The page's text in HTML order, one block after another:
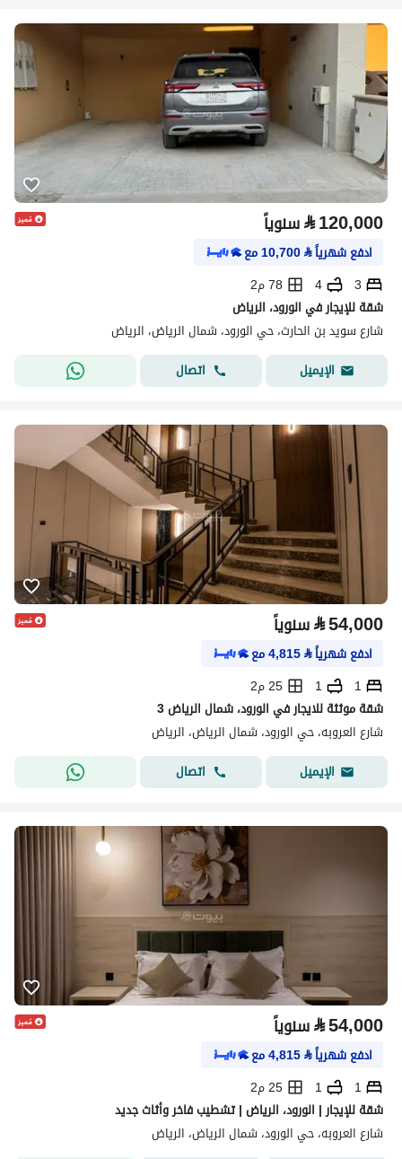
⃁120,000 سنوياً
ادفع شهرياً⃁
10,700مع
3
4
78 م2
شقة للإيجار في الورود، الرياض
شارع سويد بن الحارث، حي الورود، شمال الرياض، الرياض
الإيميل
اتصال
⃁54,000 سنوياً
ادفع شهرياً⃁
4,815مع
1
1
25 م2
شقة موثثة للايجار في الورود، شمال الرياض 3
شارع العروبه، حي الورود، شمال الرياض، الرياض
الإيميل
اتصال
⃁54,000 سنوياً
ادفع شهرياً⃁
4,815مع
1
1
25 م2
شقة للإيجار | الورود، الرياض | تشطيب فاخر وأثاث جديد
شارع العروبه، حي الورود، شمال الرياض، الرياض